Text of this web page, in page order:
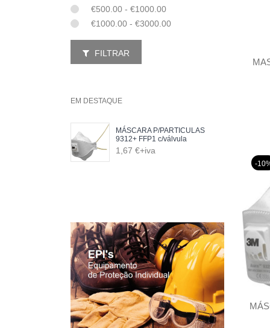
€500.00 - €1000.00
€1000.00 - €3000.00
FILTRAR
EM DESTAQUE
MÁSCARA P/PARTICULAS
9312+ FFP1 c/válvula
1,67 €+iva
-